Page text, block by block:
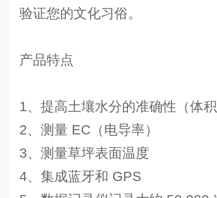
验证您的文化习俗。
产品特点
1、提高土壤水分的准确性（体
2、测量 EC（电导率）
3、测量草坪表面温度
4、集成蓝牙和 GPS